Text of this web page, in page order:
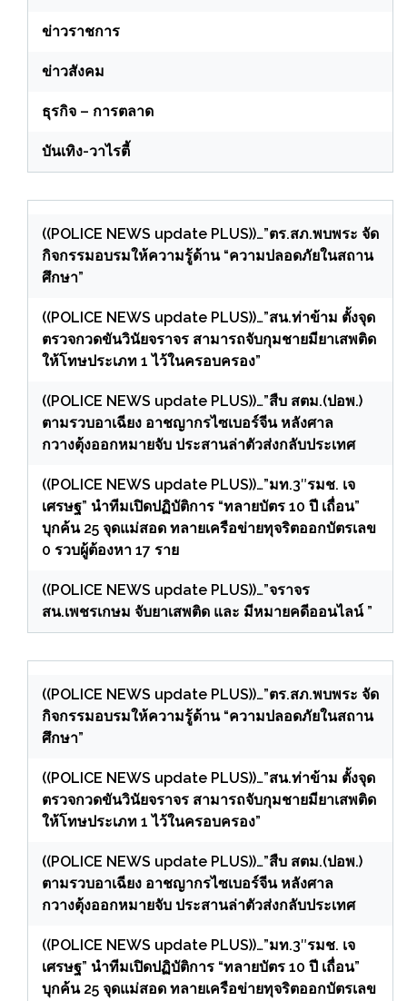
ข่าวราชการ
ข่าวสังคม
ธุรกิจ – การตลาด
บันเทิง-วาไรตี้
((POLICE NEWS update PLUS))…”ตร.สภ.พบพระ จัด
กิจกรรมอบรมให้ความรู้ด้าน “ความปลอดภัยในสถาน
ศึกษา”
((POLICE NEWS update PLUS))…”สน.ท่าข้าม ตั้งจุด
ตรวจกวดขันวินัยจราจร สามารถจับกุมชายมียาเสพติด
ให้โทษประเภท 1 ไว้ในครอบครอง”
((POLICE NEWS update PLUS))…”สืบ สตม.(ปอพ.)
ตามรวบอาเฉียง อาชญากรไซเบอร์จีน หลังศาล
กวางตุ้งออกหมายจับ ประสานล่าตัวส่งกลับประเทศ
((POLICE NEWS update PLUS))…”มท.3″รมช. เจ
เศรษฐ” นำทีมเปิดปฏิบัติการ “ทลายบัตร 10 ปี เถื่อน”
บุกค้น 25 จุดแม่สอด ทลายเครือข่ายทุจริตออกบัตรเลข
0 รวบผู้ต้องหา 17 ราย
((POLICE NEWS update PLUS))…”จราจร
สน.เพชรเกษม จับยาเสพติด และ มีหมายคดีออนไลน์ ”
((POLICE NEWS update PLUS))…”ตร.สภ.พบพระ จัด
กิจกรรมอบรมให้ความรู้ด้าน “ความปลอดภัยในสถาน
ศึกษา”
((POLICE NEWS update PLUS))…”สน.ท่าข้าม ตั้งจุด
ตรวจกวดขันวินัยจราจร สามารถจับกุมชายมียาเสพติด
ให้โทษประเภท 1 ไว้ในครอบครอง”
((POLICE NEWS update PLUS))…”สืบ สตม.(ปอพ.)
ตามรวบอาเฉียง อาชญากรไซเบอร์จีน หลังศาล
กวางตุ้งออกหมายจับ ประสานล่าตัวส่งกลับประเทศ
((POLICE NEWS update PLUS))…”มท.3″รมช. เจ
เศรษฐ” นำทีมเปิดปฏิบัติการ “ทลายบัตร 10 ปี เถื่อน”
บุกค้น 25 จุดแม่สอด ทลายเครือข่ายทุจริตออกบัตรเลข